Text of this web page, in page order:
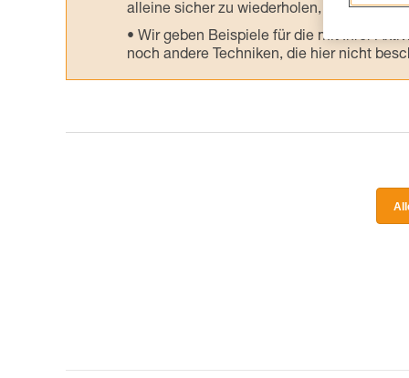
alleine sicher zu wiederholen, bevor Sie
Wir geben Beispiele für die mit Ihrer
noch andere Techniken, die hier nicht